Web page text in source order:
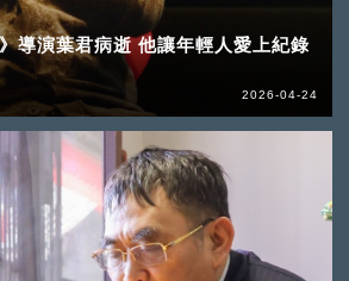
導演葉君病逝 他讓年輕人愛上紀錄
2026-04-24